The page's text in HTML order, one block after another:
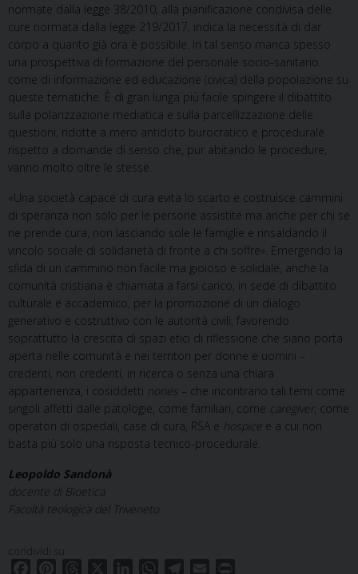
normate dalla legge 38/2010, alla pianificazione condivisa delle
cure normata dalla legge 219/2017, indica la necessità di dar
corpo a quanto già ora è possibile. In tal senso manca spesso
una prospettiva di formazione del personale socio-sanitario
come di informazione ed educazione (civica) della popolazione su
queste tematiche. È di gran lunga più facile spingere il dibattito
sulla polarizzazione mediatica e sulla parcellizzazione delle
questioni, ridotte a mero antidoto burocratico e procedurale
rispetto a domande di senso che, pur abitando le procedure,
vanno molto oltre le stesse.
«Una società capace di cura evita lo scarto e costruisce cammini
di speranza non solo per le persone assistite ma anche per chi se
ne prende cura, non lasciando sole le famiglie e rinsaldando il
vincolo sociale di solidarietà di fronte a chi soffre». Emergendo la
sfida di un cammino non facile ma gioioso e solidale, anche la
comunità cristiana è chiamata a farsi carico, in sede di dibattito
culturale e accademico, per la promozione di un dialogo
generativo e costruttivo con le autorità civili, favorendo
soprattutto la crescita di spazi etici di riflessione che siano porta
aperta nelle comunità e nei territori per donne e uomini –
credenti, non credenti, in ricerca o senza una chiara
appartenenza, i cosiddetti nones – che incontrano tali temi come
singoli affetti dalle patologie, come familiari, come caregiver, come
operatori di ospedali, case di cura, RSA e hospice e a cui non
basta più solo una risposta tecnico-procedurale.
Leopoldo Sandonà
docente di Bioetica
Facoltà teologica del Triveneto
condividi su
W